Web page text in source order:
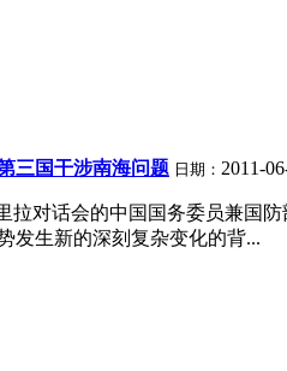
三国干涉南海问题 日期： 2011-
对话会的中国国务委员兼国
发生新的深刻复杂变化的背...